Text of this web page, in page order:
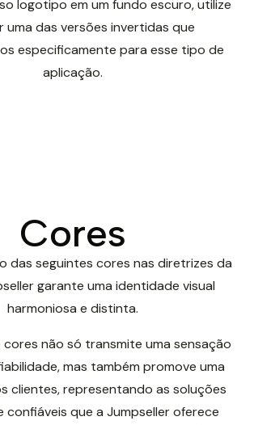
logotipo em um fundo escuro, utilize
uma das versões invertidas que
especificamente para esse tipo de
aplicação.
Cores
das seguintes cores nas diretrizes da
garante uma identidade visual
harmoniosa e distinta.
não só transmite uma sensação
mas também promove uma
clientes, representando as soluções
confiáveis que a Jumpseller oferece